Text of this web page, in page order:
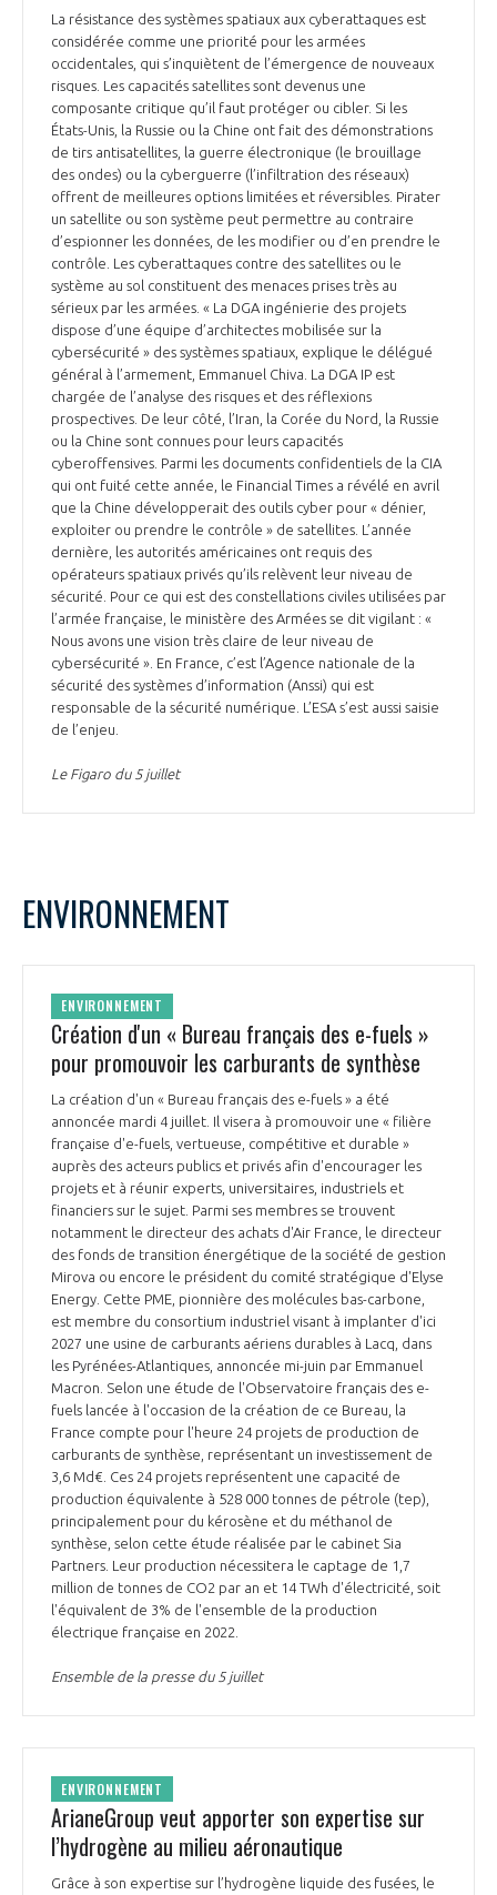
La résistance des systèmes spatiaux aux cyberattaques est
considérée comme une priorité pour les armées
occidentales, qui s’inquiètent de l’émergence de nouveaux
risques. Les capacités satellites sont devenus une
composante critique qu’il faut protéger ou cibler. Si les
États-Unis, la Russie ou la Chine ont fait des démonstrations
de tirs antisatellites, la guerre électronique (le brouillage
des ondes) ou la cyberguerre (l’infiltration des réseaux)
offrent de meilleures options limitées et réversibles. Pirater
un satellite ou son système peut permettre au contraire
d’espionner les données, de les modifier ou d’en prendre le
contrôle. Les cyberattaques contre des satellites ou le
système au sol constituent des menaces prises très au
sérieux par les armées. « La DGA ingénierie des projets
dispose d’une équipe d’architectes mobilisée sur la
cybersécurité » des systèmes spatiaux, explique le délégué
général à l’armement, Emmanuel Chiva. La DGA IP est
chargée de l’analyse des risques et des réflexions
prospectives. De leur côté, l’Iran, la Corée du Nord, la Russie
ou la Chine sont connues pour leurs capacités
cyberoffensives. Parmi les documents confidentiels de la CIA
qui ont fuité cette année, le Financial Times a révélé en avril
que la Chine développerait des outils cyber pour « dénier,
exploiter ou prendre le contrôle » de satellites. L’année
dernière, les autorités américaines ont requis des
opérateurs spatiaux privés qu’ils relèvent leur niveau de
sécurité. Pour ce qui est des constellations civiles utilisées par
l’armée française, le ministère des Armées se dit vigilant : «
Nous avons une vision très claire de leur niveau de
cybersécurité ». En France, c’est l’Agence nationale de la
sécurité des systèmes d’information (Anssi) qui est
responsable de la sécurité numérique. L’ESA s’est aussi saisie
de l’enjeu.
Le Figaro du 5 juillet
ENVIRONNEMENT
ENVIRONNEMENT
Création d'un « Bureau français des e-fuels »
pour promouvoir les carburants de synthèse
La création d'un « Bureau français des e-fuels » a été
annoncée mardi 4 juillet. Il visera à promouvoir une « filière
française d'e-fuels, vertueuse, compétitive et durable »
auprès des acteurs publics et privés afin d'encourager les
projets et à réunir experts, universitaires, industriels et
financiers sur le sujet. Parmi ses membres se trouvent
notamment le directeur des achats d'Air France, le directeur
des fonds de transition énergétique de la société de gestion
Mirova ou encore le président du comité stratégique d'Elyse
Energy. Cette PME, pionnière des molécules bas-carbone,
est membre du consortium industriel visant à implanter d'ici
2027 une usine de carburants aériens durables à Lacq, dans
les Pyrénées-Atlantiques, annoncée mi-juin par Emmanuel
Macron. Selon une étude de l'Observatoire français des e-
fuels lancée à l'occasion de la création de ce Bureau, la
France compte pour l'heure 24 projets de production de
carburants de synthèse, représentant un investissement de
3,6 Md€. Ces 24 projets représentent une capacité de
production équivalente à 528 000 tonnes de pétrole (tep),
principalement pour du kérosène et du méthanol de
synthèse, selon cette étude réalisée par le cabinet Sia
Partners. Leur production nécessitera le captage de 1,7
million de tonnes de CO2 par an et 14 TWh d'électricité, soit
l'équivalent de 3% de l'ensemble de la production
électrique française en 2022.
Ensemble de la presse du 5 juillet
ENVIRONNEMENT
ArianeGroup veut apporter son expertise sur
l’hydrogène au milieu aéronautique
Grâce à son expertise sur l’hydrogène liquide des fusées, le